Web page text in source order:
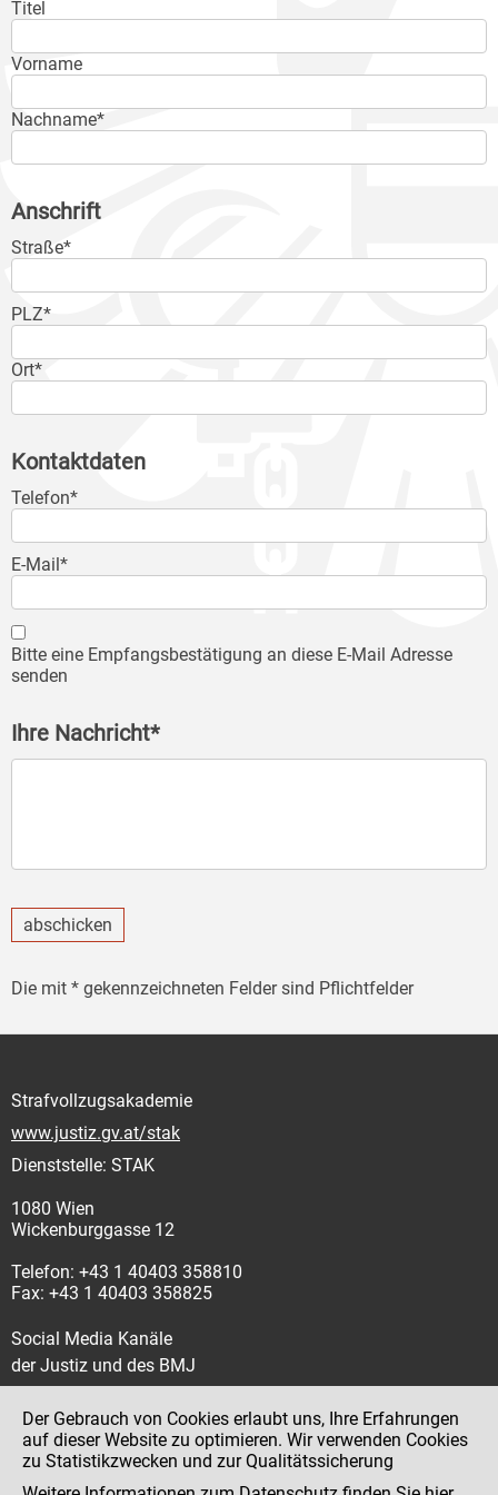
Titel
Vorname
Nachname*
Anschrift
Straße*
PLZ*
Ort*
Kontaktdaten
Telefon*
E-Mail*
Bitte eine Empfangsbestätigung an diese E-Mail Adresse
senden
Ihre Nachricht*
abschicken
Die mit * gekennzeichneten Felder sind Pflichtfelder
Strafvollzugsakademie
www.justiz.gv.at/stak
Dienststelle: STAK
1080 Wien
Wickenburggasse 12
Telefon: +43 1 40403 358810
Fax: +43 1 40403 358825
Social Media Kanäle
der Justiz und des BMJ
Impressum
Der Gebrauch von Cookies erlaubt uns, Ihre Erfahrungen
auf dieser Website zu optimieren. Wir verwenden Cookies
zu Statistikzwecken und zur Qualitätssicherung